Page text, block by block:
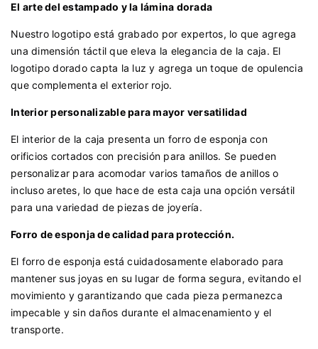
El arte del estampado y la lámina dorada
Nuestro logotipo está grabado por expertos, lo que agrega
una dimensión táctil que eleva la elegancia de la caja. El
logotipo dorado capta la luz y agrega un toque de opulencia
que complementa el exterior rojo.
Interior personalizable para mayor versatilidad
El interior de la caja presenta un forro de esponja con
orificios cortados con precisión para anillos. Se pueden
personalizar para acomodar varios tamaños de anillos o
incluso aretes, lo que hace de esta caja una opción versátil
para una variedad de piezas de joyería.
Forro de esponja de calidad para protección.
El forro de esponja está cuidadosamente elaborado para
mantener sus joyas en su lugar de forma segura, evitando el
movimiento y garantizando que cada pieza permanezca
impecable y sin daños durante el almacenamiento y el
transporte.